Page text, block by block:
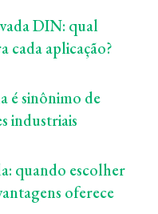
DIN: qual
cada aplicação?
é sinônimo de
industriais
quando escolher
oferece